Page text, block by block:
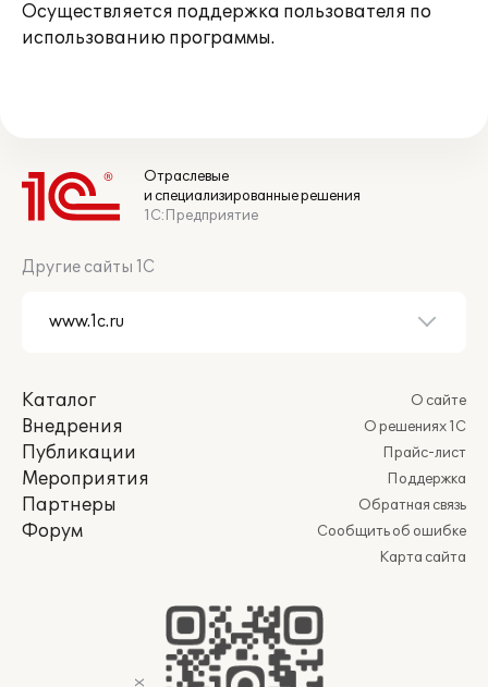
Осуществляется поддержка пользователя по
использованию программы.
Отраслевые
и специализированные решения
1С:Предприятие
Другие сайты 1С
Каталог
Внедрения
Публикации
Мероприятия
Партнеры
Форум
О сайте
О решениях 1С
Прайс-лист
Поддержка
Обратная связь
Сообщить об ошибке
Карта сайта